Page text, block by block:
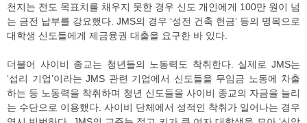
천지는 전도 목표치를 채우지 못한 경우 신도 개인에게 100만 원이 넘
는 금전 납부를 강요했다. JMS의 경우 ‘성전 건축 헌금’ 등의 명목으로
대학생 신도들에게 제금융권 대출을 요구한 바 있다.
더불어 사이비 종교는 청년들의 노동력도 착취한다. 실제로 JMS는
‘섭리 기업’이라는 JMS 관련 기업에서 신도들을 무임금 노동에 차출
하는 등 노동력을 착취하며 청년 신도들을 사이비 종교의 자금을 늘리
는 수단으로 이용했다. 사이비 단체에서 성적인 착취가 일어나는 경우